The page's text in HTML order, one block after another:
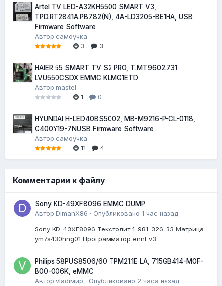
Artel TV LED-A32KH5500 SMART V3,
TPD.RT2841A.PB782(N), 4A-LD3205-BE1HA, USB
Firmware Software
Автор самоучка
3
3
HAIER 55 SMART TV S2 PRO, T.MT9602.731
LVU550CSDX EMMC KLMG1ETD
Автор mastel
1
0
HYUNDAI H-LED40BS5002, MB-M9216-P-CL-0118,
C400Y19-7NUSB Firmware Software
Автор самоучка
11
4
Комментарии к файлу
Sony KD-49XF8096 EMMC DUMP
Автор DimanX86 · Опубликовано 1 час назад
Sony KD-43XF8096 Текстолит 1-981-326-33 Матрица
ym7s430hng01 Программатор ennt v3.
Philips 58PUS8506/60 TPM21.1E LA, 715GB414-M0F-
B00-006K, eMMC
Автор vladiмир · Опубликовано 2 часа назад